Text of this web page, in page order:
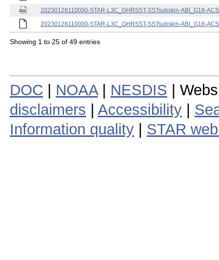
20230128110000-STAR-L3C_GHRSST-SSTsubskin-ABI_G18-
20230128110000-STAR-L3C_GHRSST-SSTsubskin-ABI_G18-
Showing 1 to 25 of 49 entries
DOC NOAA| NESDIS |
disclaimers
Accessibility
Information quality
STAR